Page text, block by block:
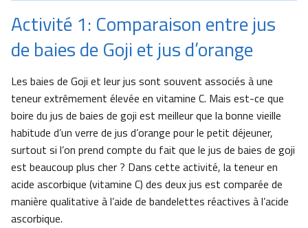
Activité 1: Comparaison entre jus
de baies de Goji et jus d’orange
Les baies de Goji et leur jus sont souvent associés à une
teneur extrêmement élevée en vitamine C. Mais est-ce que
boire du jus de baies de goji est meilleur que la bonne vieille
habitude d’un verre de jus d’orange pour le petit déjeuner,
surtout si l’on prend compte du fait que le jus de baies de goji
est beaucoup plus cher ? Dans cette activité, la teneur en
acide ascorbique (vitamine C) des deux jus est comparée de
manière qualitative à l’aide de bandelettes réactives à l’acide
ascorbique.